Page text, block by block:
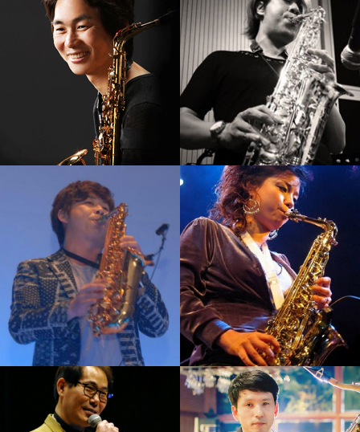
강기만
강의보기
김성주
강의보기